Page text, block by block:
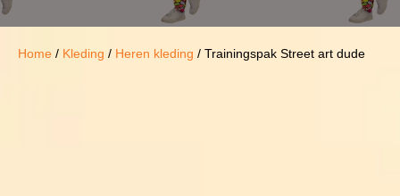
Home / Kleding / Heren kleding / Trainingspak Street art dude